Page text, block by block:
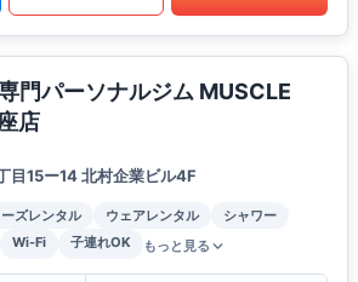
門パーソナルジム MUSCLE
店
目15ー14 北村企業ビル4F
ズレンタル ウェアレンタル
シャワー
Wi-Fi 子連れOK もっと見る